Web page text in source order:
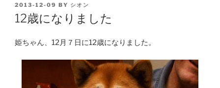
POSTED
ON
2013-12-09 BY シオン
12歳になりました
姫ちゃん、12月７日に12歳になりました。